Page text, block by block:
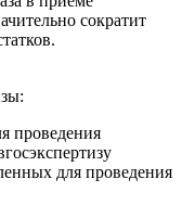
сократит
проведения
для проведения